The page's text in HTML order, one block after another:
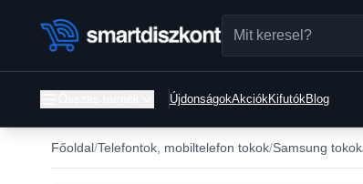
ÚjdonságokAkciókKifutókBlog
Főoldal Telefontok, mobiltelefon tokok Samsung tokok